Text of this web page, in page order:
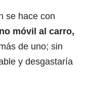
se hace con
móvil al carro,
de uno; sin
y desgastaría